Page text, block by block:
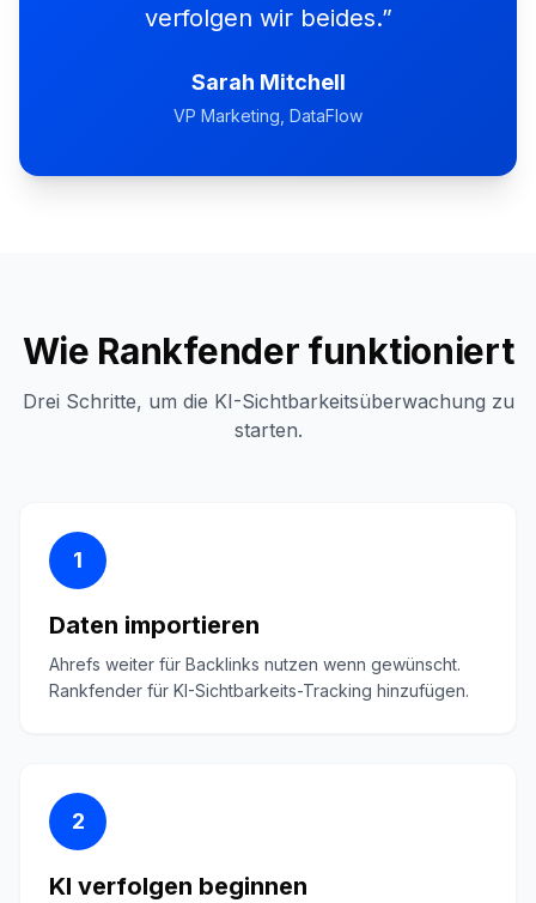
verfolgen wir beides.”
Sarah Mitchell
VP Marketing , DataFlow
Wie Rankfender funktioniert
Drei Schritte, um die KI-Sichtbarkeitsüberwachung zu
starten.
1
Daten importieren
Ahrefs weiter für Backlinks nutzen wenn gewünscht.
Rankfender für KI-Sichtbarkeits-Tracking hinzufügen.
2
KI verfolgen beginnen